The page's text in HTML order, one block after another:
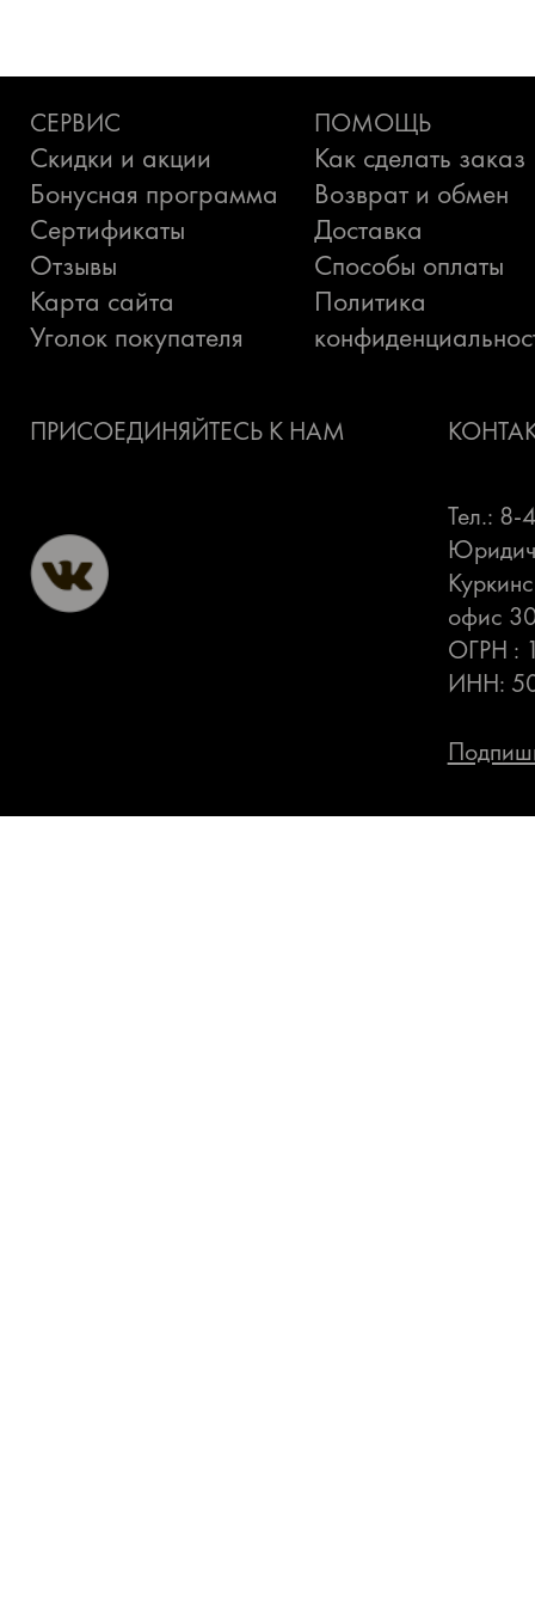
СЕРВИС
Скидки и акции
Бонусная программа
Сертификаты
Отзывы
Карта сайта
Уголок покупателя
ПОМОЩЬ
Как сделать заказ
Возврат и обмен
Доставка
Способы оплаты
Политика
ПРИСОЕДИНЯЙТЕСЬ К НАМ
Тел.: 8-
офис
ОГРН :
ИНН: